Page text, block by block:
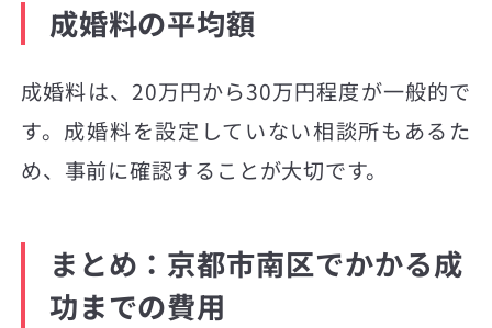
成婚料の平均額
成婚料は、20万円から30万円程度が一般的で
す。成婚料を設定していない相談所もあるた
め、事前に確認することが大切です。
まとめ：京都市南区でかかる成
功までの費用